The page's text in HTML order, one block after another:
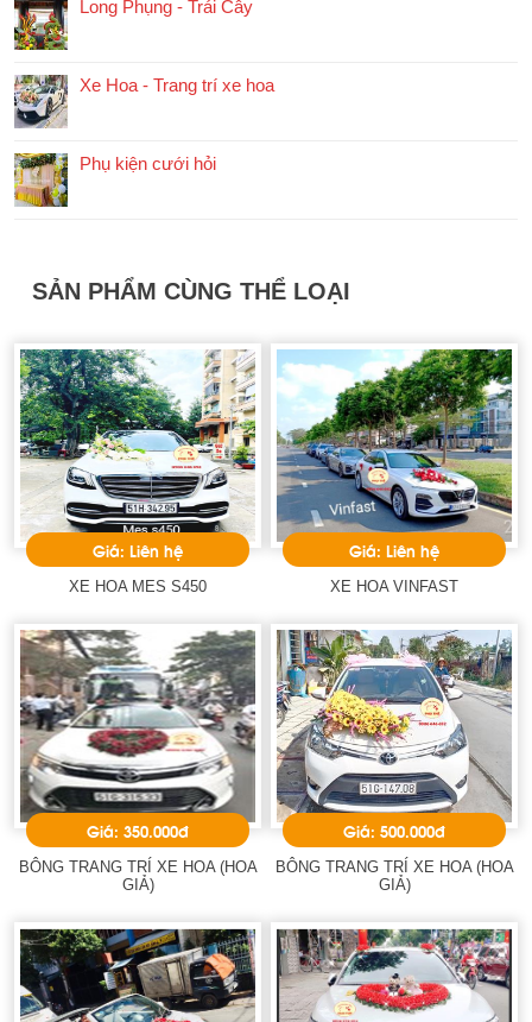
Long Phụng - Trái Cây
Xe Hoa - Trang trí xe hoa
Phụ kiện cưới hỏi
SẢN PHẨM CÙNG THỂ LOẠI
Giá: Liên hệ
XE HOA MES S450
Giá: Liên hệ
XE HOA VINFAST
Giá: 350.000đ
BÔNG TRANG TRÍ XE HOA (HOA
GIẢ)
Giá: 500.000đ
BÔNG TRANG TRÍ XE HOA (HOA
GIẢ)